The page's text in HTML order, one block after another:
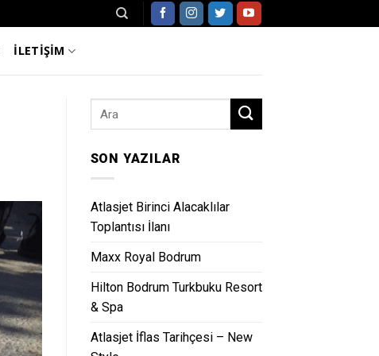
İLETİŞİM
SON YAZILAR
Atlasjet Birinci Alacaklılar
Toplantısı İlanı
Maxx Royal Bodrum
Hilton Bodrum Turkbuku Resort
& Spa
Atlasjet İflas Tarihçesi – New